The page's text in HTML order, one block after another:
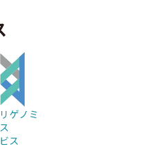
ゲノミ
ス